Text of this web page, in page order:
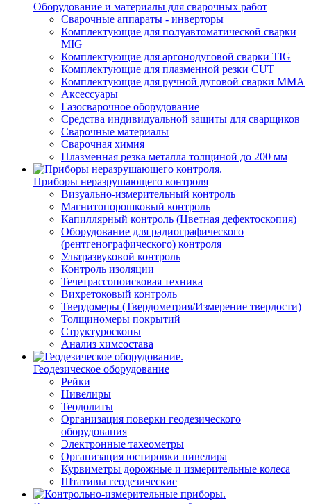
Оборудование и материалы для сварочных работ
Сварочные аппараты - инверторы
Комплектующие для полуавтоматической сварки
MIG
Комплектующие для аргонодуговой сварки TIG
Комплектующие для плазменной резки CUT
Комплектующие для ручной дуговой сварки MMA
Аксессуары
Газосварочное оборудование
Средства индивидуальной защиты для сварщиков
Сварочные материалы
Сварочная химия
Плазменная резка металла толщиной до 200 мм
Приборы неразрушающего контроля
Визуально-измерительный контроль
Магнитопорошковый контроль
Капиллярный контроль (Цветная дефектоскопия)
Оборудование для радиографического
(рентгенографического) контроля
Ультразвуковой контроль
Контроль изоляции
Течетрассопоисковая техника
Вихретоковый контроль
Твердомеры (Твердометрия/Измерение твердости)
Толщиномеры покрытий
Структуроскопы
Анализ химсостава
Геодезическое оборудование
Рейки
Нивелиры
Теодолиты
Организация поверки геодезического
оборудования
Электронные тахеометры
Организация юстировки нивелира
Курвиметры дорожные и измерительные колеса
Штативы геодезические